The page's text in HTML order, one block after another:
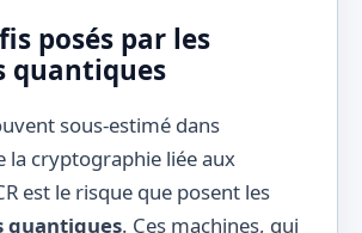
posés par les
quantiques
sous-estimé dans
la cryptographie liée aux
est le risque que posent les
quantiques. Ces machines, qui